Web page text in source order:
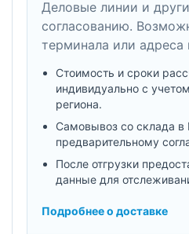
Деловые линии и
согласованию.
терминала или адреса
Стоимость и сроки
индивидуально с
региона.
Самовывоз со склада
предварительному
После отгрузки
данные для
Подробнее о доставке